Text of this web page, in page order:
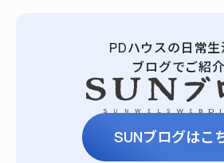
PDハウスの日常生
ブログでご紹介
SUNブログはこ